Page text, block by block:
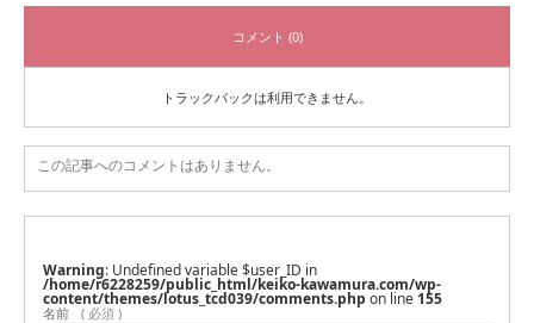
コメント (0)
トラックバックは利用できません。
この記事へのコメントはありません。
Warning : Undefined variable $user_ID in
/home/r6228259/public_html/keiko-kawamura.com/wp-
content/themes/lotus_tcd039/comments.php on line 155
名前 ( 必須 )